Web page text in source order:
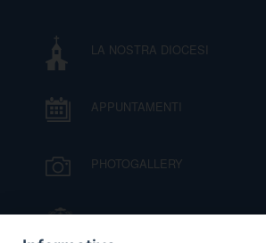
LA NOSTRA DIOCESI
APPUNTAMENTI
PHOTOGALLERY
IL VESCOVO MONS. ORAZIO
PIAZZA